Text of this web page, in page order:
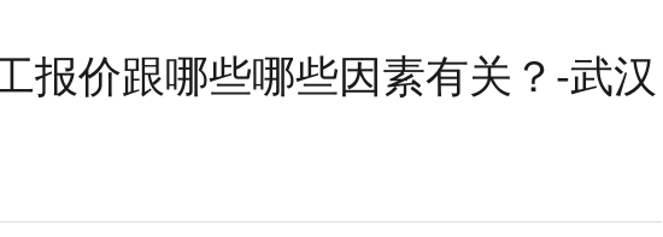
报价跟哪些哪些因素有关？-武汉